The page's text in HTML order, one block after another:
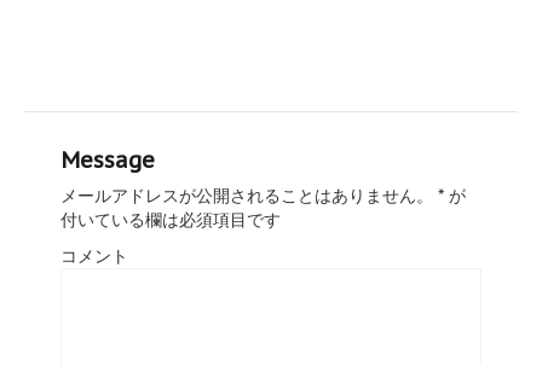
Message
メールアドレスが公開されることはありません。 * が
付いている欄は必須項目です
コメント